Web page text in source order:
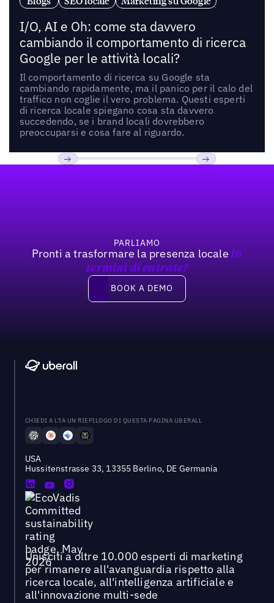
I/O, AI e Oh: come sta davvero
cambiando il comportamento di ricerca
Google per le attività locali?
Il comportamento di ricerca su Google sta
cambiando rapidamente, ma il panico per il calo del
traffico non coglie il vero problema. Questi esperti
di ricerca locale spiegano cosa sta davvero
succedendo, se i brand locali dovrebbero
preoccuparsi e cosa fare al riguardo.
PARLIAMO
Pronti a trasformare la presenza locale In
termini di entrate?
Book a demo
BOOK A DEMO
CHIEDI A L'IA UN RIEPILOGO DI QUESTA PAGINA UBERALL
USA
Hussitenstrasse 33, 13355 Berlino, DE Germania
Unisciti a oltre 10.000 esperti di marketing
per rimanere all'avanguardia rispetto alla
ricerca locale, all'intelligenza artificiale e
all'innovazione multi-sede